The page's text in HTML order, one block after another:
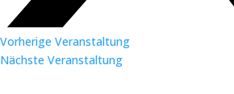
Vorherige Veranstaltung
Nächste Veranstaltung